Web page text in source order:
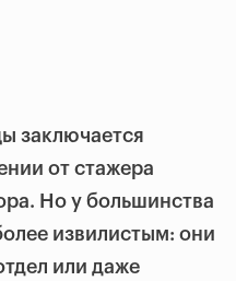
заключается
от стажера
Но у большинства
извилистым: они
или даже